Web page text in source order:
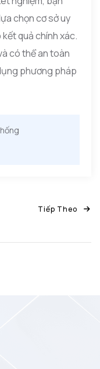
chọn cơ sở uy
quả chính xác.
có thể an toàn
phương pháp
Tiếp Theo